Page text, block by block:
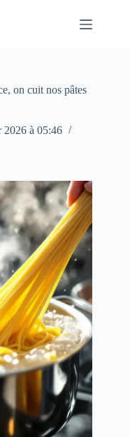
on cuit nos pâtes
2026 à 05:46